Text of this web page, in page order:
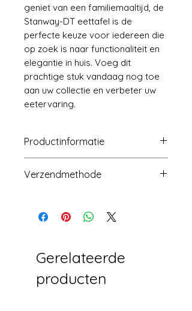
geniet van een familiemaaltijd, de
Stanway-DT eettafel is de
perfecte keuze voor iedereen die
op zoek is naar functionaliteit en
elegantie in huis. Voeg dit
prachtige stuk vandaag nog toe
aan uw collectie en verbeter uw
eetervaring.
Productinformatie
Pakket: 1PC/2CTN
Verpakking: golfkartonnen doos
Verzendmethode
(20GP/40GP/40HQ)
Over zee of door de lucht voor
Gerelateerde
producten